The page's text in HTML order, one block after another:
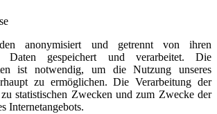
anonymisiert und getrennt von ihren
Daten gespeichert und verarbeitet. Die
ist notwendig, um die Nutzung unseres
zu ermöglichen. Die Verarbeitung der
statistischen Zwecken und zum Zwecke der
Internetangebots.